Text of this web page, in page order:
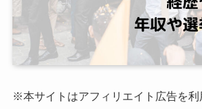
※本サイトはアフィリエイト広告を利